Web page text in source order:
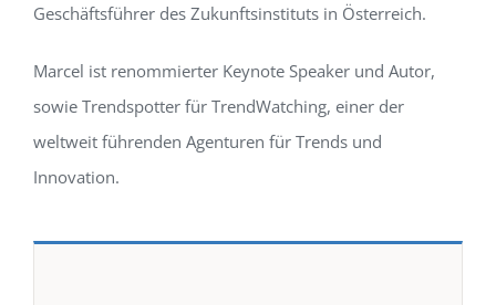
Geschäftsführer des Zukunftsinstituts in Österreich.
Marcel ist renommierter Keynote Speaker und Autor,
sowie Trendspotter für TrendWatching, einer der
weltweit führenden Agenturen für Trends und
Innovation.